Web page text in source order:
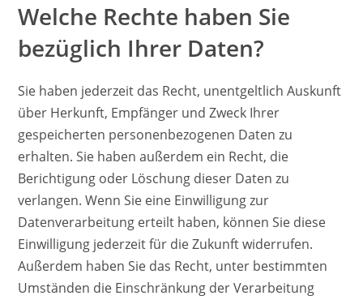
Welche Rechte haben Sie
bezüglich Ihrer Daten?
Sie haben jederzeit das Recht, unentgeltlich Auskunft
über Herkunft, Empfänger und Zweck Ihrer
gespeicherten personenbezogenen Daten zu
erhalten. Sie haben außerdem ein Recht, die
Berichtigung oder Löschung dieser Daten zu
verlangen. Wenn Sie eine Einwilligung zur
Datenverarbeitung erteilt haben, können Sie diese
Einwilligung jederzeit für die Zukunft widerrufen.
Außerdem haben Sie das Recht, unter bestimmten
Umständen die Einschränkung der Verarbeitung